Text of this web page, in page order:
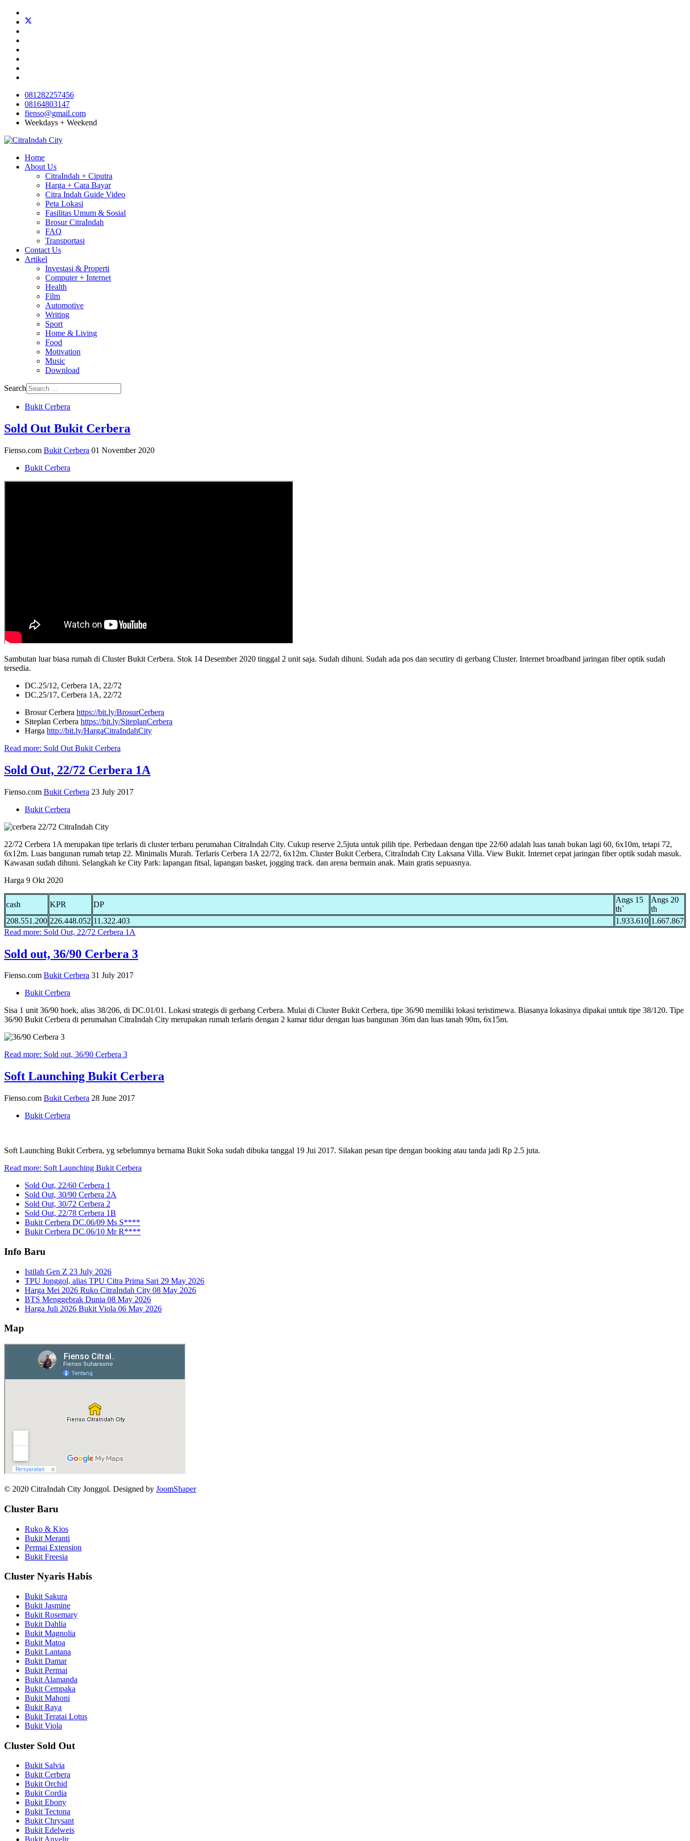
081282257456
08164803147
fienso@gmail.com
Weekdays + Weekend
Home
About Us
CitraIndah + Ciputra
Harga + Cara Bayar
Citra Indah Guide Video
Peta Lokasi
Fasilitas Umum & Sosial
Brosur CitraIndah
FAQ
Transportasi
Contact Us
Artikel
Investasi & Properti
Computer + Internet
Health
Film
Automotive
Writing
Sport
Home & Living
Food
Motivation
Music
Download
Search
Bukit Cerbera
Sold Out Bukit Cerbera
Fienso.com Bukit Cerbera 01 November 2020
Bukit Cerbera
Sambutan luar biasa rumah di Cluster Bukit Cerbera. Stok 14 Desember 2020 tinggal 2 unit saja. Sudah dihuni. Sudah ada pos dan secutiry di gerbang Cluster. Internet broadband jaringan fiber optik sudah
tersedia.
DC.25/12, Cerbera 1A, 22/72
DC.25/17, Cerbera 1A, 22/72
Brosur Cerbera https://bit.ly/BrosurCerbera
Siteplan Cerbera https://bit.ly/SiteplanCerbera
Harga http://bit.ly/HargaCitraIndahCity
Read more: Sold Out Bukit Cerbera
Sold Out, 22/72 Cerbera 1A
Fienso.com Bukit Cerbera 23 July 2017
Bukit Cerbera
22/72 Cerbera 1A merupakan tipe terlaris di cluster terbaru perumahan CitraIndah City. Cukup reserve 2,5juta untuk pilih tipe. Perbedaan dengan tipe 22/60 adalah luas tanah bukan lagi 60, 6x10m, tetapi 72,
6x12m. Luas bangunan rumah tetap 22. Minimalis Murah. Terlaris Cerbera 1A 22/72, 6x12m. Cluster Bukit Cerbera, CitraIndah City Laksana Villa. View Bukit. Internet cepat jaringan fiber optik sudah masuk.
Kawasan sudah dihuni. Selangkah ke City Park: lapangan fitsal, lapangan basket, jogging track. dan arena bermain anak. Main gratis sepuasnya.
Harga 9 Okt 2020
cash KPR DP
Angs 15
th`
Angs 20
th
208.551.200 226.448.052 11.322.403 1.933.610 1.667.867
Read more: Sold Out, 22/72 Cerbera 1A
Sold out, 36/90 Cerbera 3
Fienso.com Bukit Cerbera 31 July 2017
Bukit Cerbera
Sisa 1 unit 36/90 hoek, alias 38/206, di DC.01/01. Lokasi strategis di gerbang Cerbera. Mulai di Cluster Bukit Cerbera, tipe 36/90 memiliki lokasi teristimewa. Biasanya lokasinya dipakai untuk tipe 38/120. Tipe
36/90 Bukit Cerbera di perumahan CitraIndah City merupakan rumah terlaris dengan 2 kamar tidur dengan luas bangunan 36m dan luas tanah 90m, 6x15m.
Read more: Sold out, 36/90 Cerbera 3
Soft Launching Bukit Cerbera
Fienso.com Bukit Cerbera 28 June 2017
Bukit Cerbera
Soft Launching Bukit Cerbera, yg sebelumnya bernama Bukit Soka sudah dibuka tanggal 19 Jui 2017. Silakan pesan tipe dengan booking atau tanda jadi Rp 2.5 juta.
Read more: Soft Launching Bukit Cerbera
Sold Out, 22/60 Cerbera 1
Sold Out, 30/90 Cerbera 2A
Sold Out, 30/72 Cerbera 2
Sold Out, 22/78 Cerbera 1B
Bukit Cerbera DC.06/09 Ms S****
Bukit Cerbera DC.06/10 Mr R****
Info Baru
Istilah Gen Z 23 July 2026
TPU Jonggol, alias TPU Citra Prima Sari 29 May 2026
Harga Mei 2026 Ruko CitraIndah City 08 May 2026
BTS Menggebrak Dunia 08 May 2026
Harga Juli 2026 Bukit Viola 06 May 2026
Map
© 2020 CitraIndah City Jonggol. Designed by JoomShaper
Cluster Baru
Ruko & Kios
Bukit Meranti
Permai Extension
Bukit Freesia
Cluster Nyaris Habis
Bukit Sakura
Bukit Jasmine
Bukit Rosemary
Bukit Dahlia
Bukit Magnolia
Bukit Matoa
Bukit Lantana
Bukit Damar
Bukit Permai
Bukit Alamanda
Bukit Cempaka
Bukit Mahoni
Bukit Raya
Bukit Teratai Lotus
Bukit Viola
Cluster Sold Out
Bukit Salvia
Bukit Cerbera
Bukit Orchid
Bukit Cordia
Bukit Ebony
Bukit Tectona
Bukit Chrysant
Bukit Edelweis